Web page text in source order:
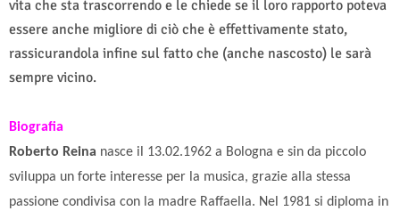
vita che sta trascorrendo e le chiede se il loro rapporto poteva
essere anche migliore di ciò che è effettivamente stato,
rassicurandola infine sul fatto che (anche nascosto) le sarà
sempre vicino.
Biografia
Roberto Reina nasce il 13.02.1962 a Bologna e sin da piccolo
sviluppa un forte interesse per la musica, grazie alla stessa
passione condivisa con la madre Raffaella. Nel 1981 si diploma in